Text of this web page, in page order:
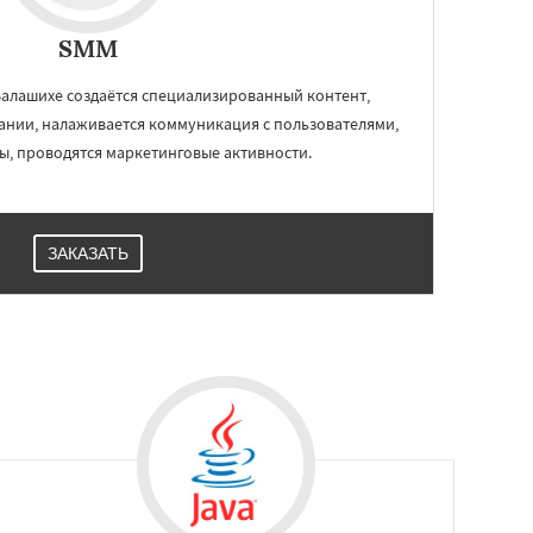
SMM
создаётся специализированный контент,
налаживается коммуникация с пользователями,
проводятся маркетинговые активности.
ЗАКАЗАТЬ